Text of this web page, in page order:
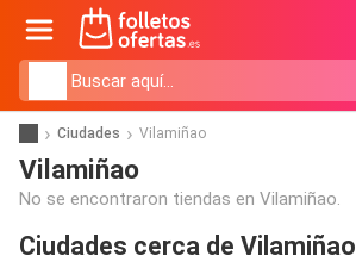
Ciudades Vilamiñao
Vilamiñao
No se encontraron tiendas en Vilamiñao.
Ciudades cerca de Vilamiñao